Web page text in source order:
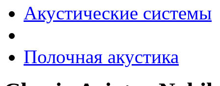
Акустические системы
Полочная акустика